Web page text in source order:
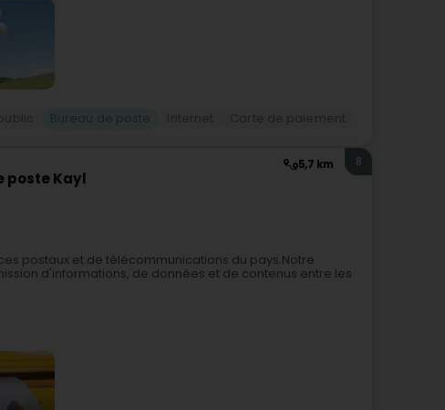
5,7 km
poste Kayl
8
postaux et de télécommunications du pays.Notre
d'informations, de données et de contenus entre les